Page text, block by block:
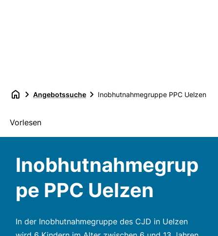
Angebotssuche Inobhutnahmegruppe PPC Uelzen
Vorlesen
Inobhutnahmegrup
pe PPC Uelzen
In der Inobhutnahmegruppe des CJD in Uelzen